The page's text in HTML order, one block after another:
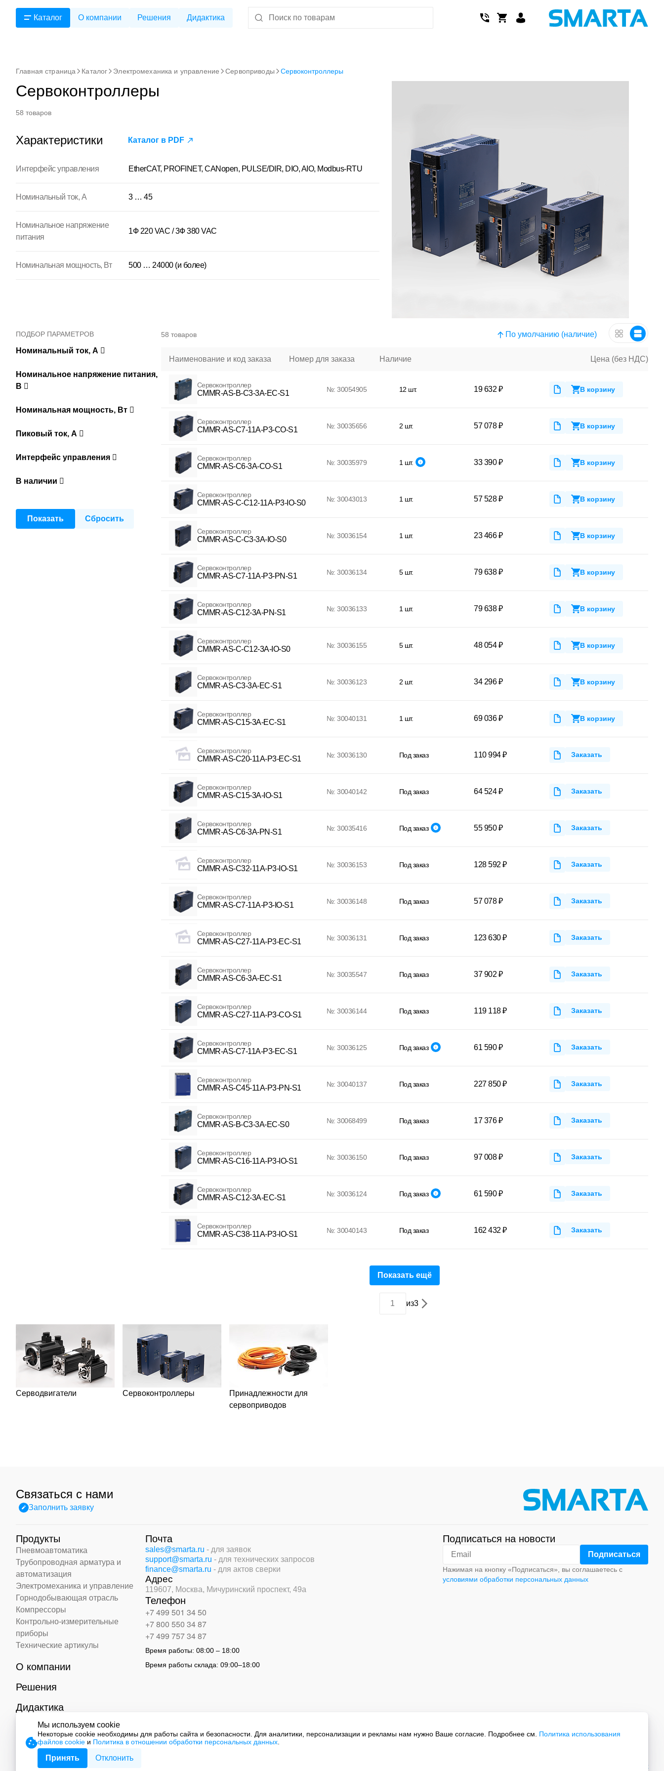
Каталог О компании Решения Дидактика
Главная страница Каталог Электромеханика и управление Сервоприводы Сервоконтроллеры
Сервоконтроллеры
58 товаров
Характеристики Каталог в PDF
Интерфейс управления EtherCAT, PROFINET, CANopen, PULSE/DIR, DIO, AIO, Modbus-RTU
Номинальный ток, А 3 … 45
Номинальное напряжение
питания
1Ф 220 VAC / 3Ф 380 VAC
Номинальная мощность, Вт 500 … 24000 (и более)
ПОДБОР ПАРАМЕТРОВ
Номинальный ток, А
Номинальное напряжение питания,
В
Номинальная мощность, Вт
Пиковый ток, А
Интерфейс управления
В наличии
58 товаров По умолчанию (наличие)
Наименование и код заказа Номер для заказа Наличие Цена (без НДС)
Сервоконтроллер
CMMR-AS-B-C3-3A-EC-S1 №: 30054905 12 шт. 19 632 ₽ В корзину
Сервоконтроллер
CMMR-AS-C7-11A-P3-CO-S1 №: 30035656 2 шт. 57 078 ₽ В корзину
Сервоконтроллер
CMMR-AS-C6-3A-CO-S1 №: 30035979 1 шт. 33 390 ₽ В корзину
Сервоконтроллер
CMMR-AS-C-C12-11A-P3-IO-S0 №: 30043013 1 шт. 57 528 ₽ В корзину
Сервоконтроллер
CMMR-AS-C-C3-3A-IO-S0 №: 30036154 1 шт. 23 466 ₽ В корзину
Сервоконтроллер
CMMR-AS-C7-11A-P3-PN-S1 №: 30036134 5 шт. 79 638 ₽ В корзину
Сервоконтроллер
CMMR-AS-C12-3A-PN-S1 №: 30036133 1 шт. 79 638 ₽ В корзину
Сервоконтроллер
CMMR-AS-C-C12-3A-IO-S0 №: 30036155 5 шт. 48 054 ₽ В корзину
Сервоконтроллер
CMMR-AS-C3-3A-EC-S1 №: 30036123 2 шт. 34 296 ₽ В корзину
Сервоконтроллер
CMMR-AS-C15-3A-EC-S1 №: 30040131 1 шт. 69 036 ₽ В корзину
Сервоконтроллер
CMMR-AS-C20-11A-P3-EC-S1 №: 30036130 Под заказ 110 994 ₽ Заказать
Сервоконтроллер
CMMR-AS-C15-3A-IO-S1 №: 30040142 Под заказ 64 524 ₽ Заказать
Сервоконтроллер
CMMR-AS-C6-3A-PN-S1 №: 30035416 Под заказ 55 950 ₽ Заказать
Сервоконтроллер
CMMR-AS-C32-11A-P3-IO-S1 №: 30036153 Под заказ 128 592 ₽ Заказать
Сервоконтроллер
CMMR-AS-C7-11A-P3-IO-S1 №: 30036148 Под заказ 57 078 ₽ Заказать
Сервоконтроллер
CMMR-AS-C27-11A-P3-EC-S1 №: 30036131 Под заказ 123 630 ₽ Заказать
Сервоконтроллер
CMMR-AS-C6-3A-EC-S1 №: 30035547 Под заказ 37 902 ₽ Заказать
Сервоконтроллер
CMMR-AS-C27-11A-P3-CO-S1 №: 30036144 Под заказ 119 118 ₽ Заказать
Сервоконтроллер
CMMR-AS-C7-11A-P3-EC-S1 №: 30036125 Под заказ 61 590 ₽ Заказать
Сервоконтроллер
CMMR-AS-C45-11A-P3-PN-S1 №: 30040137 Под заказ 227 850 ₽ Заказать
Сервоконтроллер
CMMR-AS-B-C3-3A-EC-S0 №: 30068499 Под заказ 17 376 ₽ Заказать
Сервоконтроллер
CMMR-AS-C16-11A-P3-IO-S1 №: 30036150 Под заказ 97 008 ₽ Заказать
Сервоконтроллер
CMMR-AS-C12-3A-EC-S1 №: 30036124 Под заказ 61 590 ₽ Заказать
Сервоконтроллер
CMMR-AS-C38-11A-P3-IO-S1 №: 30040143 Под заказ 162 432 ₽ Заказать
Показать ещё
из3
Серводвигатели Сервоконтроллеры
Принадлежности для
сервоприводов
Связаться с нами
Заполнить заявку
Продукты
Пневмоавтоматика
Трубопроводная арматура и
автоматизация
Электромеханика и управление
Горнодобывающая отрасль
Компрессоры
Контрольно-измерительные
приборы
Технические артикулы
О компании
Решения
Дидактика
Контакты
Почта
sales@smarta.ru - для заявок
support@smarta.ru - для технических запросов
finance@smarta.ru - для актов сверки
Адрес
119607, Москва, Мичуринский проспект, 49а
Телефон
+7 499 501 34 50
+7 800 550 34 87
+7 499 757 34 87
Время работы:08:00 – 18:00
Время работы склада:09:00–18:00
Подписаться на новости
Нажимая на кнопку «Подписаться», вы соглашаетесь с
условиями обработки персональных данных
© 2026 ООО «СМАРТ Автоматизация»
Мы используем cookie
Некоторые cookie необходимы для работы сайта и безопасности. Для аналитики, персонализации и рекламы нам нужно Ваше согласие. Подробнее см. Политика использования
файлов cookie и Политика в отношении обработки персональных данных
Принять Отклонить